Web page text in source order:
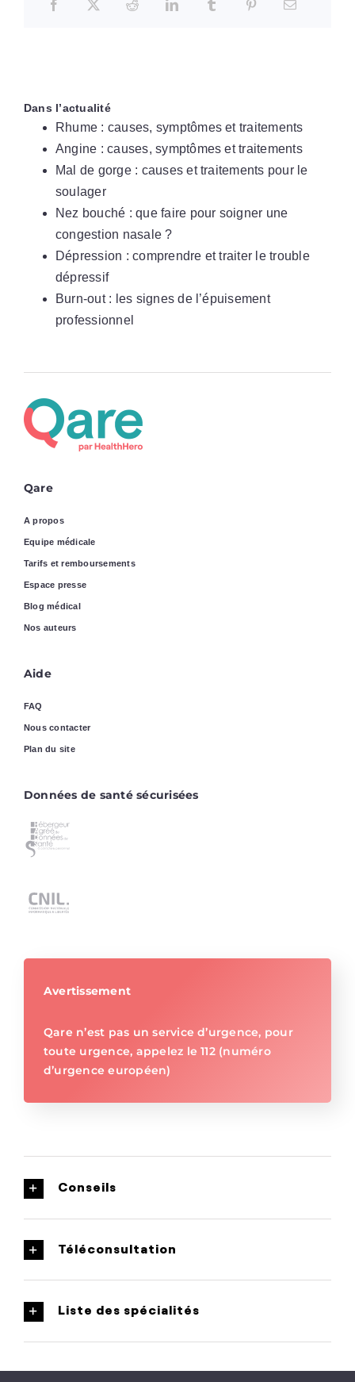
Dans l’actualité
Rhume : causes, symptômes et traitements
Angine : causes, symptômes et traitements
Mal de gorge : causes et traitements pour le
soulager
Nez bouché : que faire pour soigner une
congestion nasale ?
Dépression : comprendre et traiter le trouble
dépressif
Burn-out : les signes de l’épuisement
professionnel
Qare
A propos
Equipe médicale
Tarifs et remboursements
Espace presse
Blog médical
Nos auteurs
Aide
FAQ
Nous contacter
Plan du site
Données de santé sécurisées
Avertissement
Qare n’est pas un service d’urgence, pour
toute urgence, appelez le 112 (numéro
d’urgence européen)
Conseils
Téléconsultation
Liste des spécialités